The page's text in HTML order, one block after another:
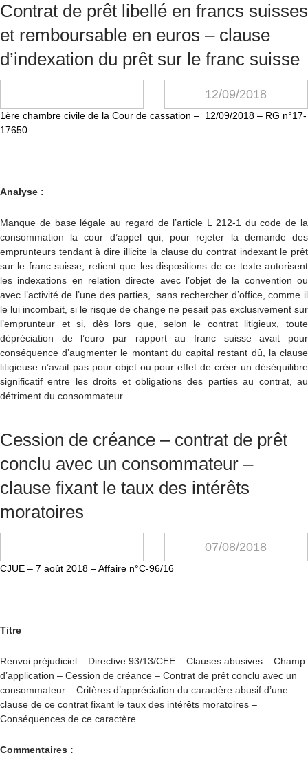
Contrat de prêt libellé en francs suisses
et remboursable en euros – clause
d’indexation du prêt sur le franc suisse
12/09/2018
1ère chambre civile de la Cour de cassation – 12/09/2018 – RG n°17-
17650
Analyse :
Manque de base légale au regard de l’article L 212-1 du code de la
consommation la cour d’appel qui, pour rejeter la demande des
emprunteurs tendant à dire illicite la clause du contrat indexant le prêt
sur le franc suisse, retient que les dispositions de ce texte autorisent
les indexations en relation directe avec l’objet de la convention ou
avec l’activité de l’une des parties, sans rechercher d’office, comme il
le lui incombait, si le risque de change ne pesait pas exclusivement sur
l’emprunteur et si, dès lors que, selon le contrat litigieux, toute
dépréciation de l’euro par rapport au franc suisse avait pour
conséquence d’augmenter le montant du capital restant dû, la clause
litigieuse n’avait pas pour objet ou pour effet de créer un déséquilibre
significatif entre les droits et obligations des parties au contrat, au
détriment du consommateur.
Cession de créance – contrat de prêt
conclu avec un consommateur –
clause fixant le taux des intérêts
moratoires
07/08/2018
CJUE – 7 août 2018 – Affaire n°C-96/16
Titre
Renvoi préjudiciel – Directive 93/13/CEE – Clauses abusives – Champ
d’application – Cession de créance – Contrat de prêt conclu avec un
consommateur – Critères d’appréciation du caractère abusif d’une
clause de ce contrat fixant le taux des intérêts moratoires –
Conséquences de ce caractère
Commentaires :